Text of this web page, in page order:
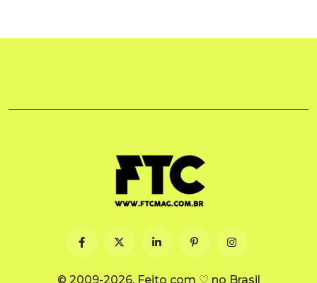
© 2009-2026. Feito com ♡ no Brasil